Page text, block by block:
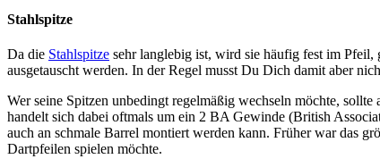
Stahlspitze
Da die Stahlspitze sehr langlebig ist, wird sie häufig fest im Pfeil,
ausgetauscht werden. In der Regel musst Du Dich damit aber
Wer seine Spitzen unbedingt regelmäßig wechseln möchte, sollte
handelt sich dabei oftmals um ein 2 BA Gewinde (British
auch an schmale Barrel montiert werden kann. Früher war das
Dartpfeilen spielen möchte.